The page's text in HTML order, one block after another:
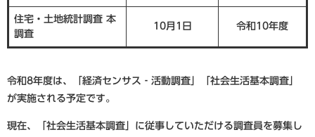
住宅・土地統計調査 本
調査
10月1日 令和10年度
令和8年度は、「経済センサス‐活動調査」「社会生活基本調査」
が実施される予定です。
現在、「社会生活基本調査」に従事していただける調査員を募集し